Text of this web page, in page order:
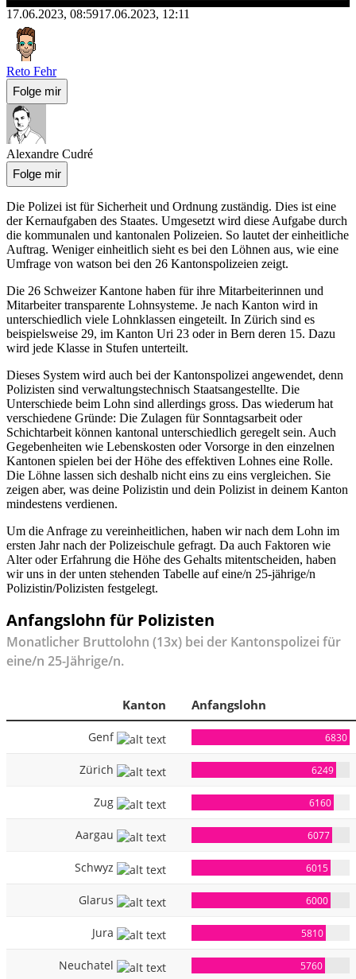
17.06.2023, 08:5917.06.2023, 12:11
Reto Fehr
Folge mir
Alexandre Cudré
Folge mir
Die Polizei ist für Sicherheit und Ordnung zuständig. Dies ist eine
der Kernaufgaben des Staates. Umgesetzt wird diese Aufgabe durch
die kommunalen und kantonalen Polizeien. So lautet der einheitliche
Auftrag. Weniger einheitlich sieht es bei den Löhnen aus, wie eine
Umfrage von watson bei den 26 Kantonspolizeien zeigt.
Die 26 Schweizer Kantone haben für ihre Mitarbeiterinnen und
Mitarbeiter transparente Lohnsysteme. Je nach Kanton wird in
unterschiedlich viele Lohnklassen eingeteilt. In Zürich sind es
beispielsweise 29, im Kanton Uri 23 oder in Bern deren 15. Dazu
wird jede Klasse in Stufen unterteilt.
Dieses System wird auch bei der Kantonspolizei angewendet, denn
Polizisten sind verwaltungstechnisch Staatsangestellte. Die
Unterschiede beim Lohn sind allerdings gross. Das wiederum hat
verschiedene Gründe: Die Zulagen für Sonntagsarbeit oder
Schichtarbeit können kantonal unterschiedlich geregelt sein. Auch
Gegebenheiten wie Lebenskosten oder Vorsorge in den einzelnen
Kantonen spielen bei der Höhe des effektiven Lohnes eine Rolle.
Die Löhne lassen sich deshalb nicht eins zu eins vergleichen. Sie
zeigen aber, was deine Polizistin und dein Polizist in deinem Kanton
mindestens verdienen.
Um die Anfrage zu vereinheitlichen, haben wir nach dem Lohn im
ersten Jahr nach der Polizeischule gefragt. Da auch Faktoren wie
Alter oder Erfahrung die Höhe des Gehalts mitentscheiden, haben
wir uns in der unten stehenden Tabelle auf eine/n 25-jährige/n
Polizistin/Polizisten festgelegt.